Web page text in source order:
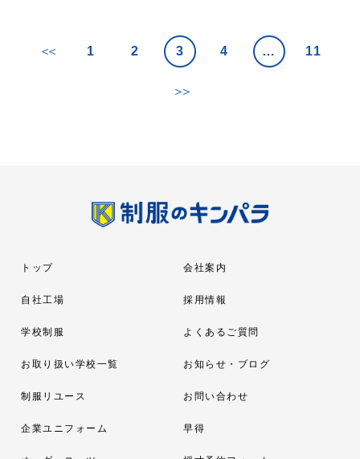
＜＜ 1 2 3 4 … 11
＞＞
トップ
自社工場
学校制服
お取り扱い学校一覧
制服リユース
企業ユニフォーム
会社案内
採用情報
よくあるご質問
お知らせ・ブログ
お問い合わせ
早得